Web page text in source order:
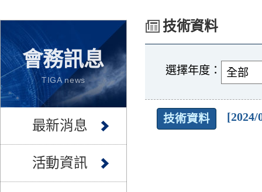
會務訊息
TIGA news
最新消息
活動資訊
技術資料
選擇年度：
技術資料 [2024/